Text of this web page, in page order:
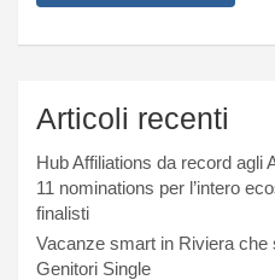
Articoli recenti
Hub Affiliations da record agli
11 nominations per l’intero
finalisti
Vacanze smart in Riviera che
Genitori Single